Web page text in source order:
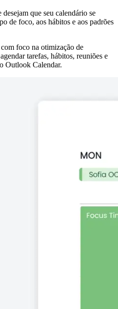
que seu calendário se
de foco, aos hábitos e aos padrões
foco na otimização de
tarefas, hábitos, reuniões e
Outlook Calendar.